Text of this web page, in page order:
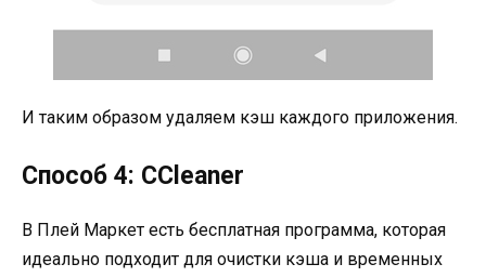
И таким образом удаляем кэш каждого приложения.
Способ 4: CCleaner
В Плей Маркет есть бесплатная программа, которая
идеально подходит для очистки кэша и временных